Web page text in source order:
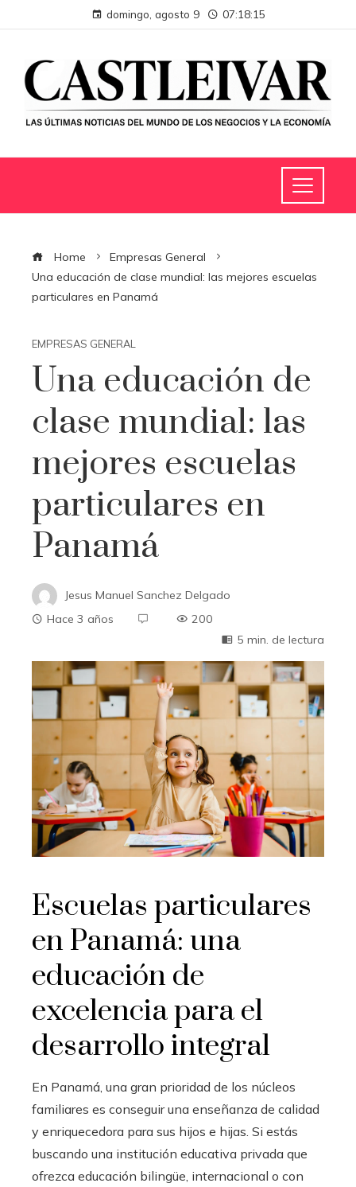
domingo, agosto 9 07:18:16
Home
Empresas General
Una educación de clase mundial: las mejores escuelas
particulares en Panamá
EMPRESAS GENERAL
Una educación de
clase mundial: las
mejores escuelas
particulares en
Panamá
Jesus Manuel Sanchez Delgado
Hace 3 años
200
5 min. de lectura
Escuelas particulares
en Panamá: una
educación de
excelencia para el
desarrollo integral
En Panamá, una gran prioridad de los núcleos
familiares es conseguir una enseñanza de calidad
y enriquecedora para sus hijos e hijas. Si estás
buscando una institución educativa privada que
ofrezca educación bilingüe, internacional o con